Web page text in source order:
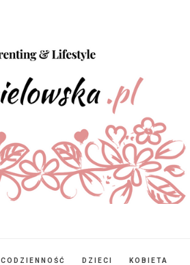
CODZIENNOŚĆ DZIECI
KOBIETA